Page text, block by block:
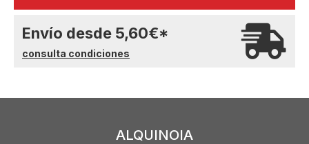
Envío desde 5,60€*
consulta condiciones
ALQUINOIA